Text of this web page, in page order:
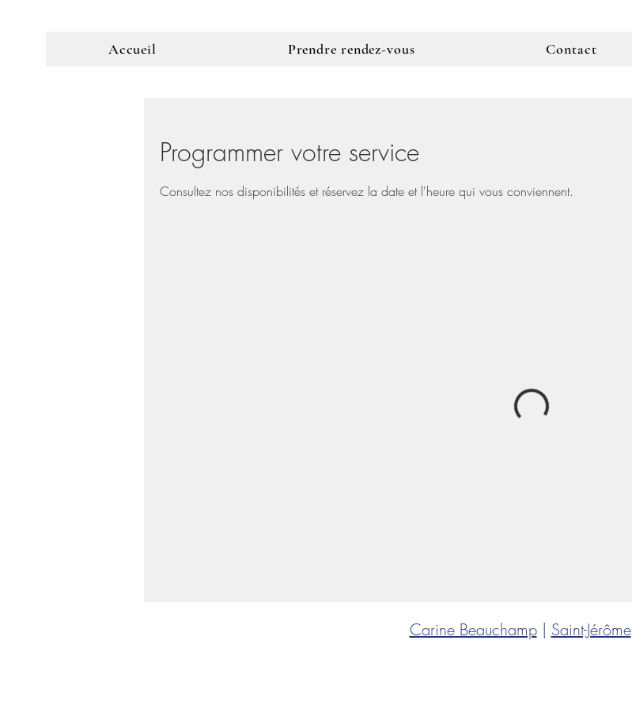
Accueil Prendre rendez-vous Contact
Programmer votre service
Consultez nos disponibilités et réservez la date et l'heure qui vous conviennent.
Carine Beauchamp| Saint-Jérôme